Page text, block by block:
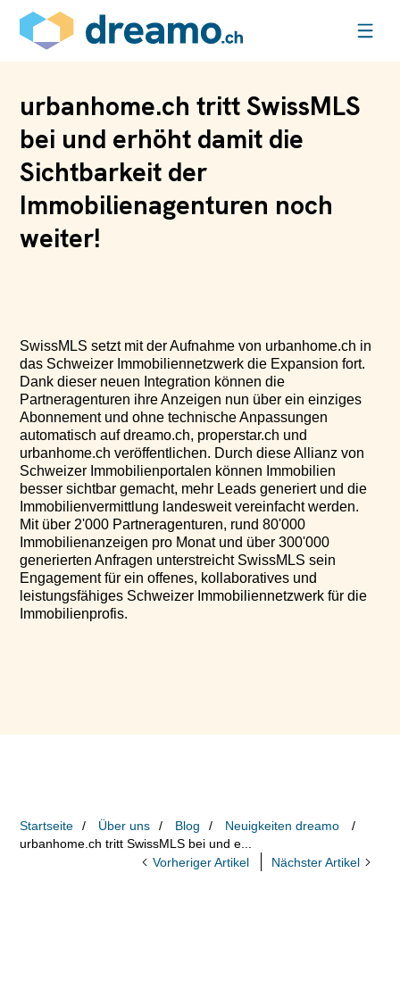
urbanhome.ch tritt SwissMLS
bei und erhöht damit die
Sichtbarkeit der
Immobilienagenturen noch
weiter!
SwissMLS setzt mit der Aufnahme von urbanhome.ch in
das Schweizer Immobiliennetzwerk die Expansion fort.
Dank dieser neuen Integration können die
Partneragenturen ihre Anzeigen nun über ein einziges
Abonnement und ohne technische Anpassungen
automatisch auf dreamo.ch, properstar.ch und
urbanhome.ch veröffentlichen. Durch diese Allianz von
Schweizer Immobilienportalen können Immobilien
besser sichtbar gemacht, mehr Leads generiert und die
Immobilienvermittlung landesweit vereinfacht werden.
Mit über 2'000 Partneragenturen, rund 80'000
Immobilienanzeigen pro Monat und über 300'000
generierten Anfragen unterstreicht SwissMLS sein
Engagement für ein offenes, kollaboratives und
leistungsfähiges Schweizer Immobiliennetzwerk für die
Immobilienprofis.
Startseite Über uns Blog
Neuigkeiten dreamo
urbanhome.ch tritt SwissMLS bei und e...
Vorheriger Artikel
Nächster Artikel